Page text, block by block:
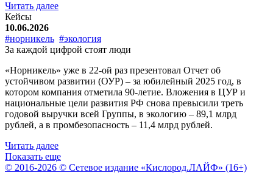
Читать далее
Кейсы
10.06.2026
#норникель #экология
За каждой цифрой стоят люди
«Норникель» уже в 22-ой раз презентовал Отчет об
устойчивом развитии (ОУР) – за юбилейный 2025 год, в
котором компания отметила 90-летие. Вложения в ЦУР и
национальные цели развития РФ снова превысили треть
годовой выручки всей Группы, в экологию – 89,1 млрд
рублей, а в промбезопасность – 11,4 млрд рублей.
Читать далее
Показать еще
© 2016-2026 © Сетевое издание «Кислород.ЛАЙФ» (16+)